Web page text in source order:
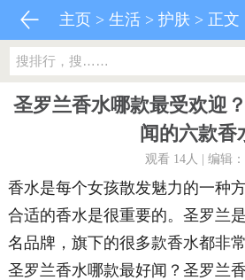
主页 >生活 >护肤 > 正文
圣罗兰香水哪款最受欢迎
闻的六款香
观看 14人 | 编辑
香水是每个女孩散发魅力的一种
合适的香水是很重要的。圣罗兰
名品牌，旗下的很多款香水都非
圣罗兰香水哪款最好闻？圣罗兰